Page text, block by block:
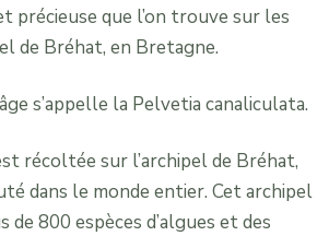
précieuse que l’on trouve sur les
de Bréhat, en Bretagne.
s’appelle la Pelvetia canaliculata.
récoltée sur l’archipel de Bréhat,
dans le monde entier. Cet archipel
800 espèces d’algues et des